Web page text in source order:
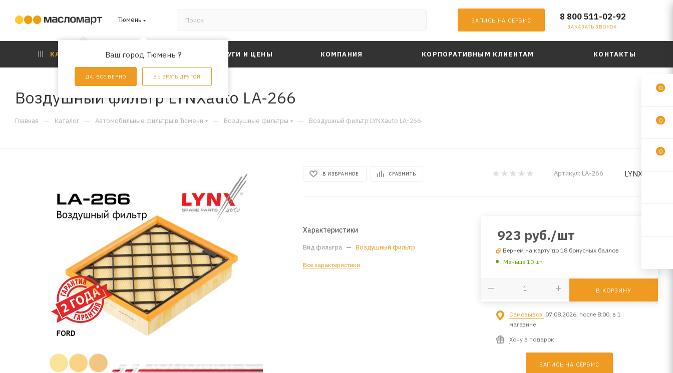
Тюмень
Ваш город Тюмень ?
ДА, ВСЕ ВЕРНО ВЫБРАТЬ ДРУГОЙ
ЗАПИСЬ НА СЕРВИС 8 800 511-02-92
ЗАКАЗАТЬ ЗВОНОК
КАТАЛОГ АКЦИИ УСЛУГИ И ЦЕНЫ КОМПАНИЯ КОРПОРАТИВНЫМ КЛИЕНТАМ КОНТАКТЫ
Воздушный фильтр LYNXauto LA-266
Главная — Каталог — Автомобильные фильтры в Тюмени — Воздушные фильтры — Воздушный фильтр LYNXauto LA-266
В ИЗБРАННОЕ СРАВНИТЬ Артикул: LA-266 LYNXauto
Характеристики
Вид фильтра — Воздушный фильтр
Все характеристики
923 руб./шт
Вернем на карту до 18 бонусных баллов
Меньше 10 шт
В КОРЗИНУ
Самовывоз: 07.08.2026, после 8:00, в 1
магазине
Хочу в подарок
ЗАПИСЬ НА СЕРВИС
0
0
0